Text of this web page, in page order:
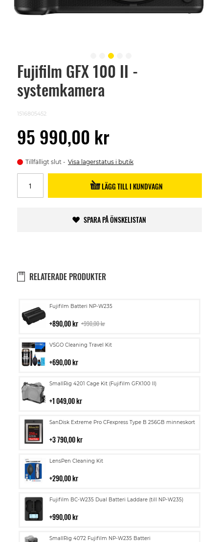
Fujifilm GFX 100 II -
systemkamera
1516805452
95 990,00 kr
Tillfälligt slut Visa lagerstatus i butik
LÄGG TILL I KUNDVAGN
SPARA PÅ ÖNSKELISTAN
RELATERADE PRODUKTER
Fujifilm Batteri NP-W235
890,00 kr 990,00 kr
Lägg
i
VSGO Cleaning Travel Kit
690,00 kr
Lägg
i
SmallRig 4201 Cage Kit (Fujifilm GFX100 II)
1 049,00 kr
Lägg
i
SanDisk Extreme Pro CFexpress Type B 256GB minneskort
3 790,00 kr
Lägg
i
LensPen Cleaning Kit
290,00 kr
Lägg
i
Fujifilm BC-W235 Dual Batteri Laddare (till NP-W235)
990,00 kr
Lägg
i
SmallRig 4072 Fujifilm NP-W235 Batteri
Lägg
Skip
beginning
images